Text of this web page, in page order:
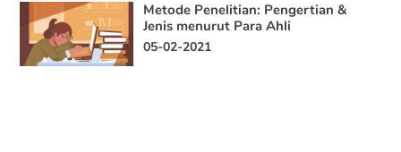
Metode Penelitian: Pengertian &
Jenis menurut Para Ahli
05-02-2021